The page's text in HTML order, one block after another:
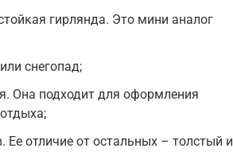
гирлянда. Это мини аналог
снегопад;
Она подходит для оформления
отличие от остальных – толстый и